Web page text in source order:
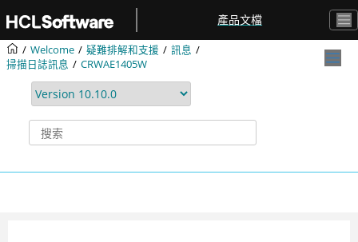
產品文檔
Welcome 疑難排解和支援
訊息
掃描日誌訊息
CRWAE1405W